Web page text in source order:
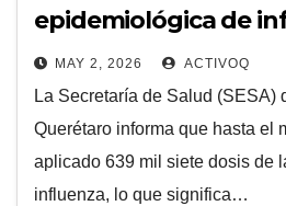
epidemiológica de
estacional
MAY 2, 2026 ACTIVOQ
La Secretaría de Salud (SESA)
Querétaro informa que hasta el
aplicado 639 mil siete dosis de
influenza, lo que significa…